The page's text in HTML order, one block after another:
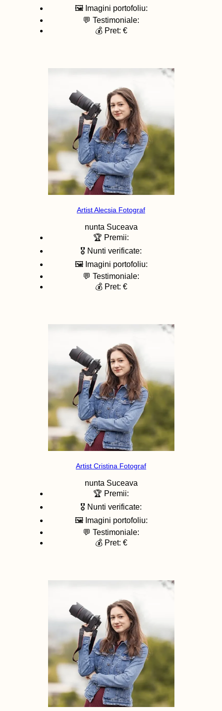
🖼️ Imagini portofoliu:
💬 Testimoniale:
💰 Pret: €
Artist Alecsia Fotograf
nunta Suceava
🏆 Premii:
🎖️ Nunti verificate:
🖼️ Imagini portofoliu:
💬 Testimoniale:
💰 Pret: €
Artist Cristina Fotograf
nunta Suceava
🏆 Premii:
🎖️ Nunti verificate:
🖼️ Imagini portofoliu:
💬 Testimoniale:
💰 Pret: €